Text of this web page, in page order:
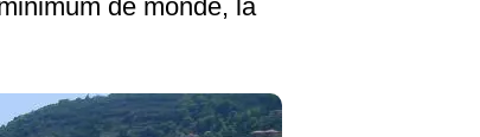
de monde, la